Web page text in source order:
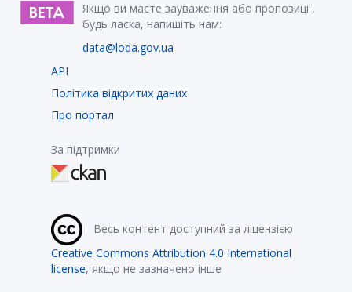
Якщо ви маєте зауваження або пропозиції,
будь ласка, напишіть нам:
data@loda.gov.ua
API
Політика відкритих даних
Про портал
За підтримки
Весь контент доступний за ліцензією
Creative Commons Attribution 4.0 International
license, якщо не зазначено інше